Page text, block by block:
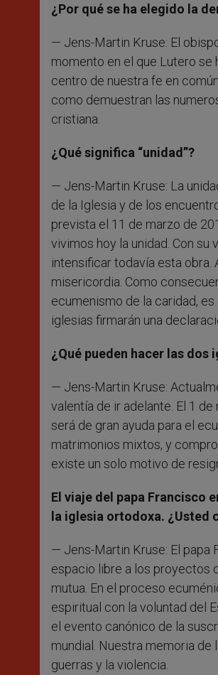
¿Por qué se ha elegido la
— Jens-Martin Kruse: El
momento en el que Lutero se
centro de nuestra fe en
como demuestran las
cristiana.
¿Qué significa “unidad”?
— Jens-Martin Kruse: La
de la Iglesia y de los
prevista el 11 de marzo de
vivimos hoy la unidad. Con
intensificar todavía esta obra.
misericordia. Como
ecumenismo de la caridad,
iglesias firmarán una
¿Qué pueden hacer las
— Jens-Martin Kruse:
valentía de ir adelante. El 1
será de gran ayuda para el
matrimonios mixtos, y
existe un solo motivo de
El viaje del papa Francisco
la iglesia ortodoxa. ¿Usted
— Jens-Martin Kruse: El papa
espacio libre a los proyectos
mutua. En el proceso
espiritual con la voluntad del
el evento canónico de la
mundial. Nuestra memoria de
guerras y la violencia.